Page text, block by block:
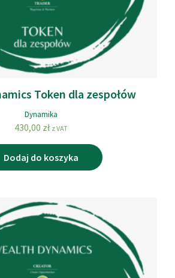
Token dla zespołów
Dynamika
430,00 zł z VAT
Dodaj do koszyka